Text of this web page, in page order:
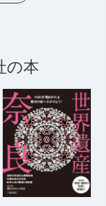
の本